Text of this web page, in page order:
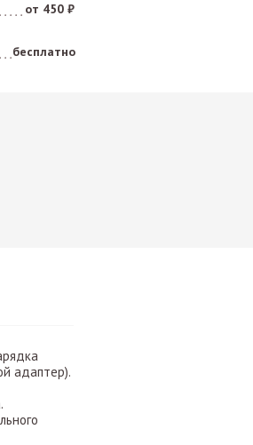
от 450 ₽
бесплатно
адаптер).